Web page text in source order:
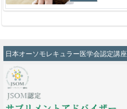
日本オーソモレキュラー医学会認定講座